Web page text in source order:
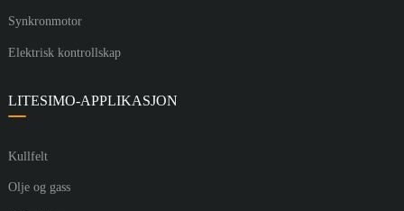
Synkronmotor
Elektrisk kontrollskap
LITESIMO-APPLIKASJON
Kullfelt
Olje og gass